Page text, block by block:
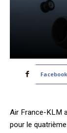
Facebook
Air France-KLM
pour le